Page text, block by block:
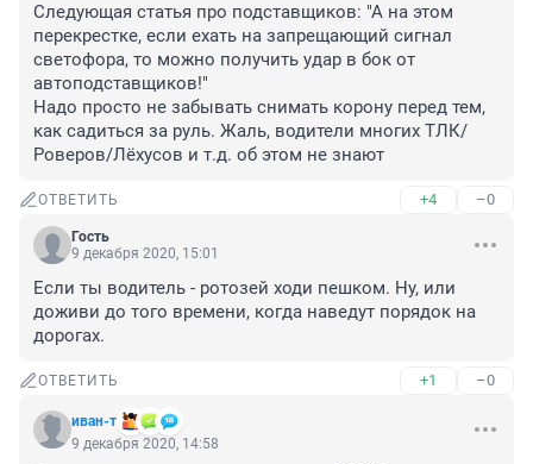
Следующая статья про подставщиков: "А на этом
перекрестке, если ехать на запрещающий сигнал
светофора, то можно получить удар в бок от
автоподставщиков!"
Надо просто не забывать снимать корону перед тем,
как садиться за руль. Жаль, водители многих ТЛК/
Роверов/Лёхусов и т.д. об этом не знают
ОТВЕТИТЬ +4 –0
Гость
9 декабря 2020, 15:01
Если ты водитель - ротозей ходи пешком. Ну, или
доживи до того времени, когда наведут порядок на
дорогах.
ОТВЕТИТЬ +1 –0
иван-т
9 декабря 2020, 14:58